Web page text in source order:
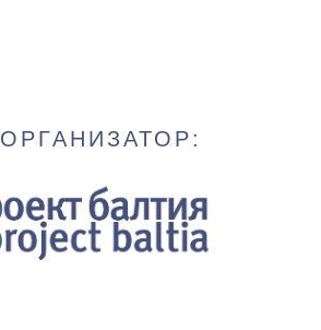
ОРГАНИЗАТОР: